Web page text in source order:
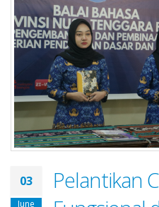
03
June
Pelantikan